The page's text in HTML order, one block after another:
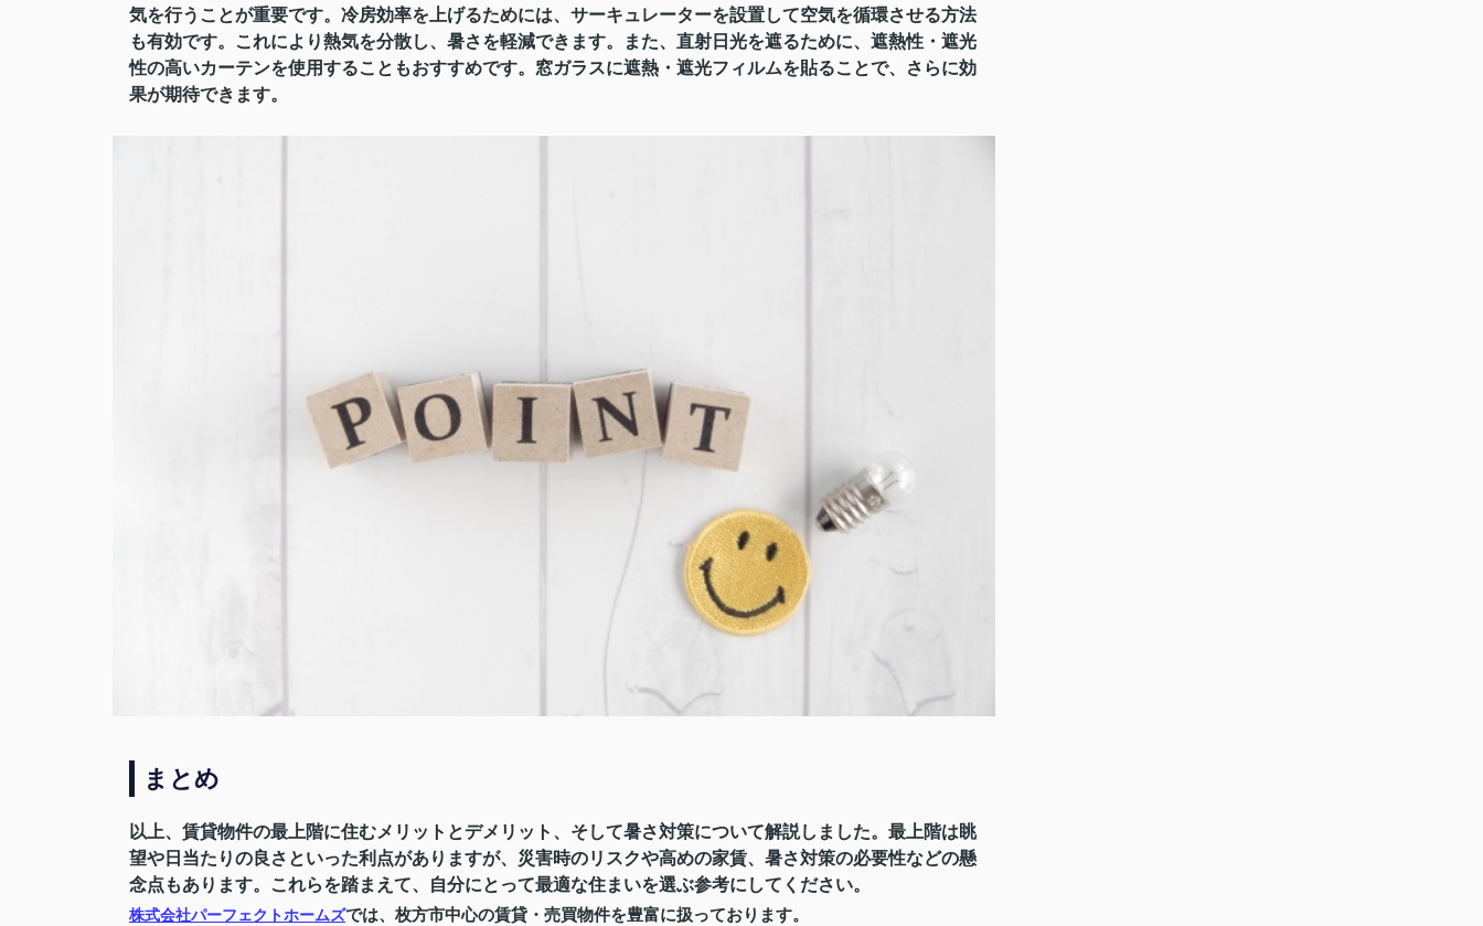
気を行うことが重要です。冷房効率を上げるためには、サーキュレーターを設置して空気を循環させる方法
も有効です。これにより熱気を分散し、暑さを軽減できます。また、直射日光を遮るために、遮熱性・遮光
性の高いカーテンを使用することもおすすめです。窓ガラスに遮熱・遮光フィルムを貼ることで、さらに効
果が期待できます。
まとめ
以上、賃貸物件の最上階に住むメリットとデメリット、そして暑さ対策について解説しました。最上階は眺
望や日当たりの良さといった利点がありますが、災害時のリスクや高めの家賃、暑さ対策の必要性などの懸
念点もあります。これらを踏まえて、自分にとって最適な住まいを選ぶ参考にしてください。
株式会社パーフェクトホームズでは、枚方市中心の賃貸・売買物件を豊富に扱っております。